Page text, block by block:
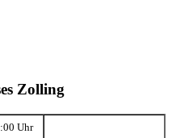
Zolling
Uhr